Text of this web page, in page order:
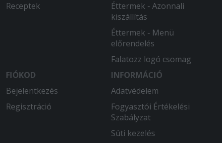
Receptek
Éttermek - Azonnali
kiszállítás
Éttermek - Menü
előrendelés
Falatozz logó csomag
FIÓKOD
Bejelentkezés
Regisztráció
INFORMÁCIÓ
Adatvédelem
Fogyasztói Értékelési
Szabályzat
Süti kezelés